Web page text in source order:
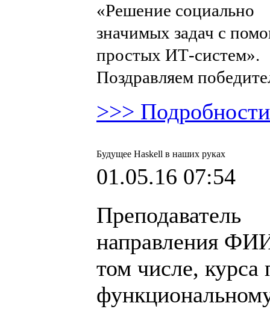
«Решение социально
значимых задач с
простых ИТ-систем».
Поздравляем
>>> Подробности
Будущее Haskell в наших руках
01.05.16 07:54
Преподаватель
направления
том числе, курса